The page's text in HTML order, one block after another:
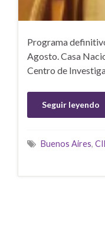
Programa
Agosto. Casa
Centro de
Seguir leyendo
Buenos Aires,